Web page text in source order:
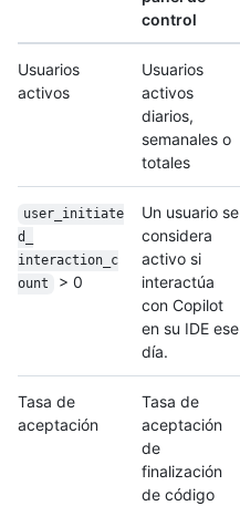
control
Usuarios
activos
Usuarios
activos
diarios,
semanales o
totales
user_initiate
d_
interaction_c
ount
> 0
Un usuario se
considera
activo si
interactúa
con Copilot
en su IDE ese
día.
Tasa de
aceptación
Tasa de
aceptación
de
finalización
de código